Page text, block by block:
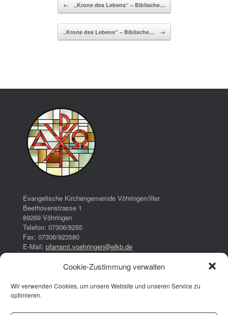
Cookie-Zustimmung verwalten
Wir verwenden Cookies, um unsere Website und unseren Service zu
optimieren.
← „Krone des Lebens“ – Biblische…
„Krone des Lebens“ – Biblische… →
Evangelische Kirchengemeinde Vöhringen/Iller
Beethovenstrasse 1
89269 Vöhringen
Telefon: 07306/8255
Fax: 07306/923580
E-Mail: pfarramt.voehringen@elkb.de
16:00 – 17:00 Uhr
Donnerstag: